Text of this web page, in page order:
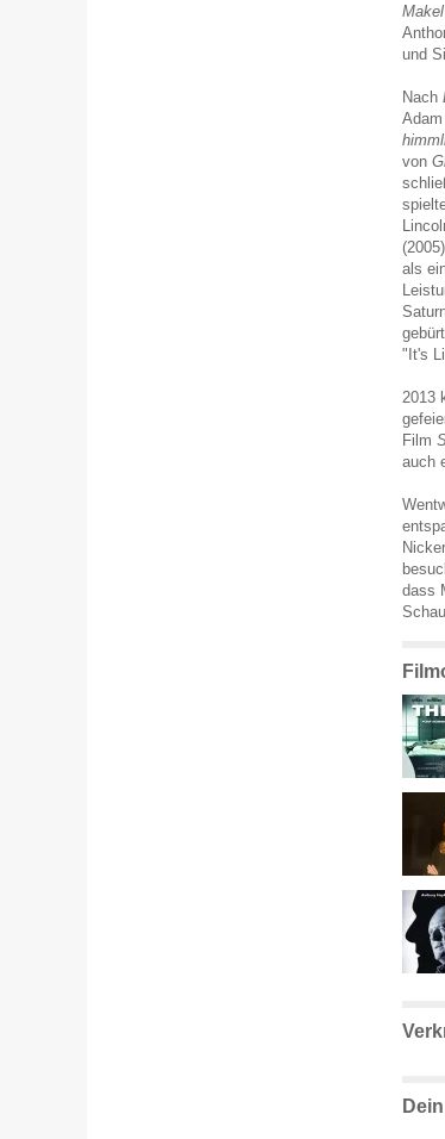
Makel
und
Nach
von
als
"It's
2013
Film
auch
dass